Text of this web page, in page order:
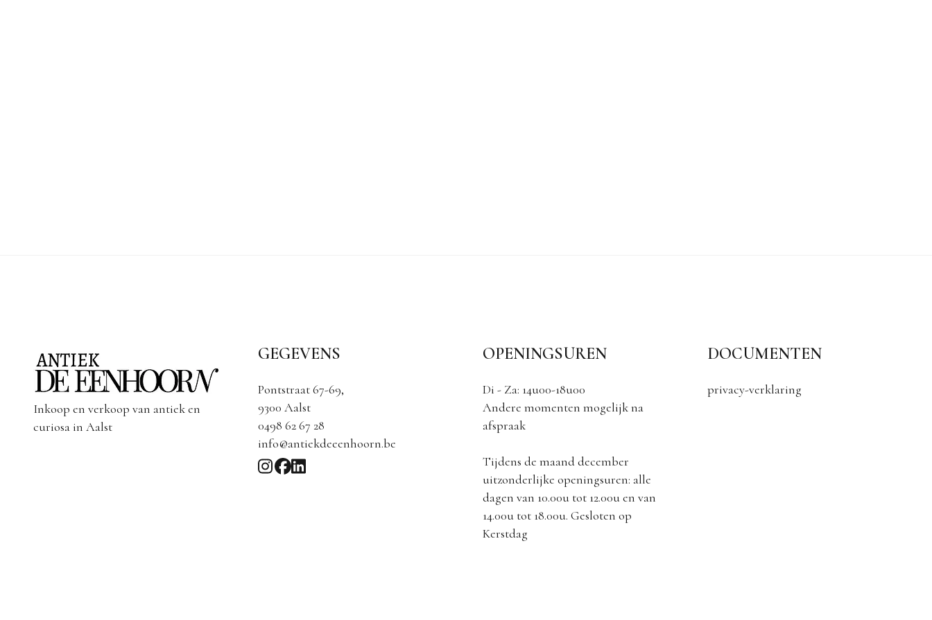
Inkoop en verkoop van antiek en
curiosa in Aalst
GEGEVENS
Pontstraat 67-69,
9300 Aalst
0498 62 67 28
info@antiekdeeenhoorn.be
OPENINGSUREN
Di - Za: 14u00-18u00
Andere momenten mogelijk na
afspraak
Tijdens de maand december
uitzonderlijke openingsuren: alle
dagen van 10.00u tot 12.00u en van
14.00u tot 18.00u. Gesloten op
Kerstdag
DOCUMENTEN
privacy-verklaring